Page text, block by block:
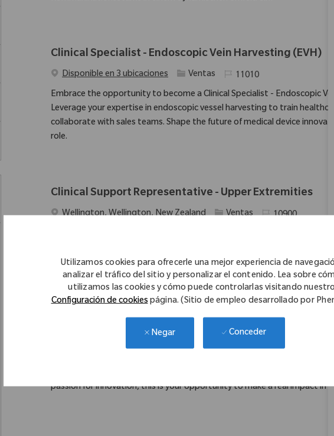
Utilizamos cookies para ofrecerle una mejor experiencia de
analizar el tráfico del sitio y personalizar el contenido. Lea sobre
utilizamos las cookies y cómo puede controlarlas visitando nuestro
Configuración de cookiespágina. (Sitio de empleo desarrollado por
Negar Conceder
Clinical Specialist - Endoscopic Vein Harvesting (EVH)
Disponible en 3 ubicaciones Categoría
Ventas Identificación requerida
11010
Embrace the opportunity to become a Clinical Specialist - Endoscopic
Leverage your expertise in endoscopic vessel harvesting to train
collaborate with sales teams. Shape the future of medical device
role.
Clinical Support Representative - Upper Extremities
Ubicación
Wellington, Wellington, New Zealand Categoría
Ventas Identificación
10900
environment. Ideal for those with orthopaedic or allied health
Robotics Clinical Sr Sales Rep
Portland, Oregon, United States
Join our team as a Senior Robotics Clinical Sales Representative and
passion for innovation, this is your opportunity to make a real impact in